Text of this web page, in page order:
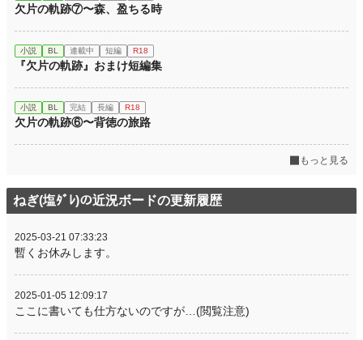
欠片の軌跡⑦〜森、盈ちる時
小説 BL 連載中 短編 R18
『欠片の軌跡』おまけ短編集
小説 BL 完結 長編 R18
欠片の軌跡⑥〜背徳の旅路
もっと見る
ねぎ(塩ﾀﾞﾚ)の近況ボードの更新履歴
2025-03-21 07:33:23
暫くお休みします。
2025-01-05 12:09:17
ここに書いても仕方ないのですが…(閲覧注意)